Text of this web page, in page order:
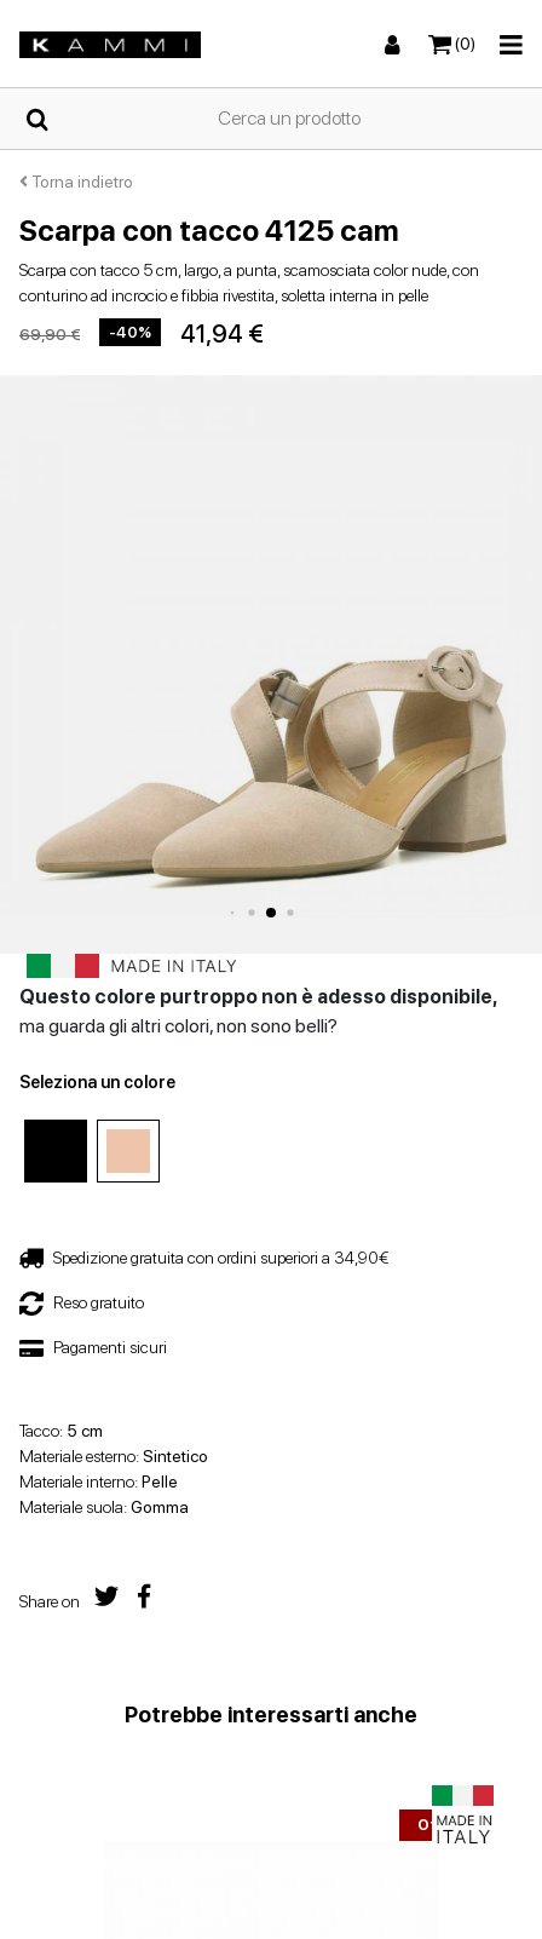
(0)
HOME
CHI
SIAMO
NEGOZI
Login
IT EN DE FR
Sneakers Sandali bassi
Indietro
SneakersStivali e stivaletti
Torna indietro
Scarpa con tacco 4125 cam
Scarpa con tacco 5 cm, largo, a punta, scamosciata color nude, con
conturino ad incrocio e fibbia rivestita, soletta interna in pelle
69,90 € -40% 41,94 €
Questo colore purtroppo non è adesso disponibile,
ma guarda gli altri colori, non sono belli?
Seleziona un colore
Spedizione gratuita con ordini superiori a 34,90€
Reso gratuito
Pagamenti sicuri
Tacco: 5 cm
Materiale esterno:Sintetico
Materiale interno:Pelle
Materiale suola:Gomma
Share on
Potrebbe interessarti anche
Offerta